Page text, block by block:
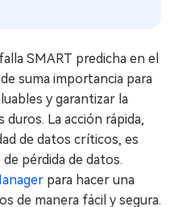
SMART predicha en el
suma importancia para
y garantizar la
duros. La acción rápida,
de datos críticos, es
pérdida de datos.
para hacer una
de manera fácil y segura.